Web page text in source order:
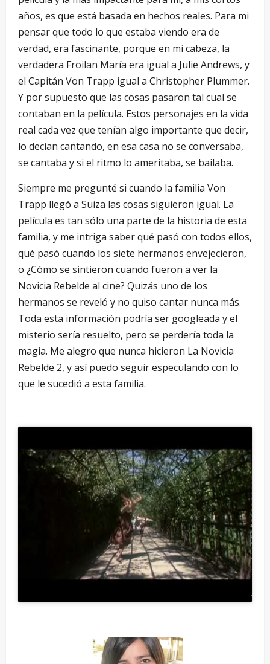
años, es que está basada en hechos reales. Para mi
pensar que todo lo que estaba viendo era de
verdad, era fascinante, porque en mi cabeza, la
verdadera Froilan María era igual a Julie Andrews, y
el Capitán Von Trapp igual a Christopher Plummer.
Y por supuesto que las cosas pasaron tal cual se
contaban en la película. Estos personajes en la vida
real cada vez que tenían algo importante que decir,
lo decían cantando, en esa casa no se conversaba,
se cantaba y si el ritmo lo ameritaba, se bailaba.
Siempre me pregunté si cuando la familia Von
Trapp llegó a Suiza las cosas siguieron igual. La
película es tan sólo una parte de la historia de esta
familia, y me intriga saber qué pasó con todos ellos,
qué pasó cuando los siete hermanos envejecieron,
o ¿Cómo se sintieron cuando fueron a ver la
Novicia Rebelde al cine? Quizás uno de los
hermanos se reveló y no quiso cantar nunca más.
Toda esta información podría ser googleada y el
misterio sería resuelto, pero se perdería toda la
magia. Me alegro que nunca hicieron La Novicia
Rebelde 2, y así puedo seguir especulando con lo
que le sucedió a esta familia.